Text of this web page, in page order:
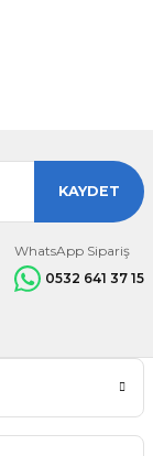
KAYDET
WhatsApp Sipariş
0532 641 37 15